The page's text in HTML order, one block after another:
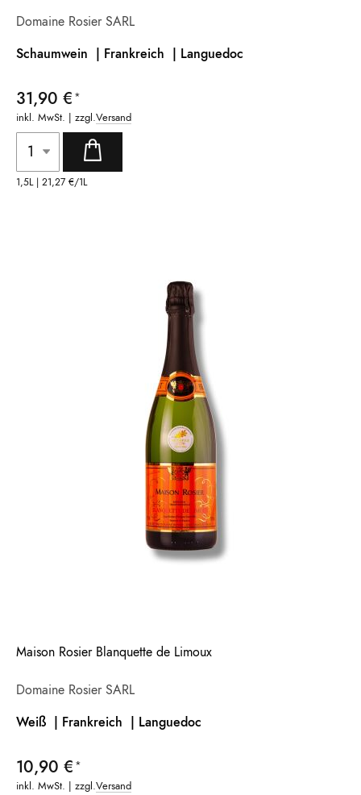
Domaine Rosier SARL
Schaumwein | Frankreich | Languedoc
31,90 €
inkl. MwSt. | zzgl.Versand
1,5L | 21,27 €/1L
Maison Rosier Blanquette de Limoux
Domaine Rosier SARL
Weiß | Frankreich | Languedoc
10,90 €
inkl. MwSt. | zzgl.Versand